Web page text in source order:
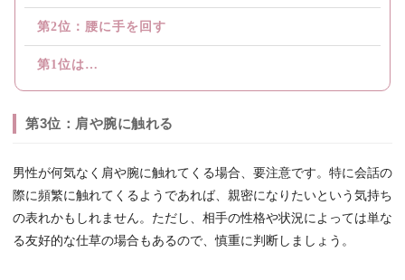
第2位：腰に手を回す
第1位は…
第3位：肩や腕に触れる
男性が何気なく肩や腕に触れてくる場合、要注意です。特に会話の
際に頻繁に触れてくるようであれば、親密になりたいという気持ち
の表れかもしれません。ただし、相手の性格や状況によっては単な
る友好的な仕草の場合もあるので、慎重に判断しましょう。